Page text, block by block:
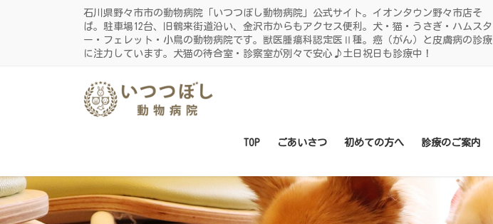
石川県野々市市の動物病院「いつつぼし動物病院」公式サイト。イオンタウン野々市店そ
ば。駐車場12台、旧鶴来街道沿い、金沢市からもアクセス便利。犬・猫・うさぎ・ハムスタ
ー・フェレット・小鳥の動物病院です。獣医腫瘍科認定医Ⅱ種。癌（がん）と皮膚病の診療
に注力しています。犬猫の待合室・診察室が別々で安心♪土日祝日も診療中！
TOP ごあいさつ 初めての方へ 診療のご案内